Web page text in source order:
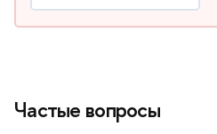
Частые вопросы